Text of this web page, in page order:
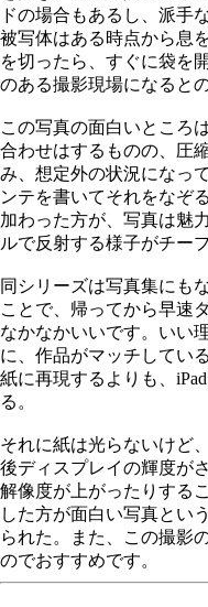
ドの場合もあるし、派手
被写体はある時点から息
を切ったら、すぐに袋を
のある撮影現場になるとの
この写真の面白いところ
合わせはするものの、圧
み、想定外の状況になっ
ンテを書いてそれをなぞ
加わった方が、写真は魅
ルで反射する様子がチー
同シリーズは写真集にも
ことで、帰ってから早速
なかなかいいです。いい
に、作品がマッチしてい
紙に再現するよりも、
る。
それに紙は光らないけど
後ディスプレイの輝度が
解像度が上がったりする
した方が面白い写真とい
られた。また、この撮影
のでおすすめです。